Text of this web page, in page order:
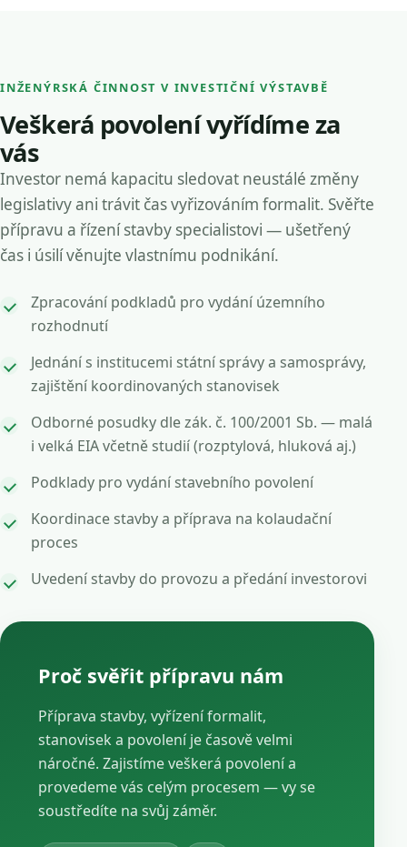
INŽENÝRSKÁ ČINNOST V INVESTIČNÍ VÝSTAVBĚ
Veškerá povolení vyřídíme za
vás
Investor nemá kapacitu sledovat neustálé změny
legislativy ani trávit čas vyřizováním formalit. Svěřte
přípravu a řízení stavby specialistovi — ušetřený
čas i úsilí věnujte vlastnímu podnikání.
Zpracování podkladů pro vydání územního
rozhodnutí
Jednání s institucemi státní správy a samosprávy,
zajištění koordinovaných stanovisek
Odborné posudky dle zák. č. 100/2001 Sb. — malá
i velká EIA včetně studií (rozptylová, hluková aj.)
Podklady pro vydání stavebního povolení
Koordinace stavby a příprava na kolaudační
proces
Uvedení stavby do provozu a předání investorovi
Proč svěřit přípravu nám
Příprava stavby, vyřízení formalit,
stanovisek a povolení je časově velmi
náročné. Zajistíme veškerá povolení a
provedeme vás celým procesem — vy se
soustředíte na svůj záměr.